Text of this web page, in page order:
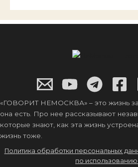
«ГОВОРИТ НЕМОСКВА» – это жизнь
она есть. Про нее рассказывают
которые знают, как эта жизнь
жизнь тоже.
Политика обработки персональных
по